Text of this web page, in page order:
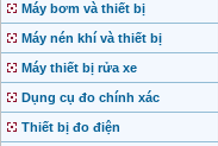
Máy bơm và thiết bị
Máy nén khí và thiết bị
Máy thiết bị rửa xe
Dụng cụ đo chính xác
Thiết bị đo điện